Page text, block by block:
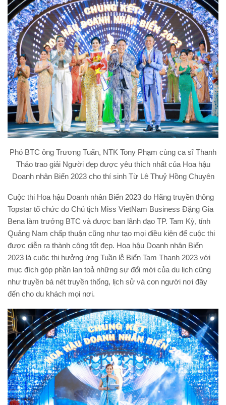
Phó BTC ông Trương Tuấn, NTK Tony Phạm cùng ca sĩ Thanh
Thảo trao giải Người đẹp được yêu thích nhất của Hoa hậu
Doanh nhân Biển 2023 cho thí sinh Từ Lê Thuỷ Hồng Chuyên
Cuộc thi Hoa hậu Doanh nhân Biển 2023 do Hãng truyền thông
Topstar tổ chức do Chủ tịch Miss VietNam Business Đặng Gia
Bena làm trưởng BTC và được ban lãnh đạo TP. Tam Kỳ, tỉnh
Quảng Nam chấp thuận cũng như tạo mọi điều kiện để cuộc thi
được diễn ra thành công tốt đẹp. Hoa hậu Doanh nhân Biển
2023 là cuộc thi hưởng ứng Tuần lễ Biển Tam Thanh 2023 với
mục đích góp phần lan toả những sự đổi mới của du lịch cũng
như truyền bá nét truyền thống, lịch sử và con người nơi đây
đến cho du khách mọi nơi.